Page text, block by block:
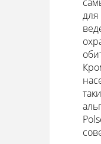
для